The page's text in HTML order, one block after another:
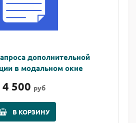
дополнительной
в модальном окне
4 500 руб
В КОРЗИНУ